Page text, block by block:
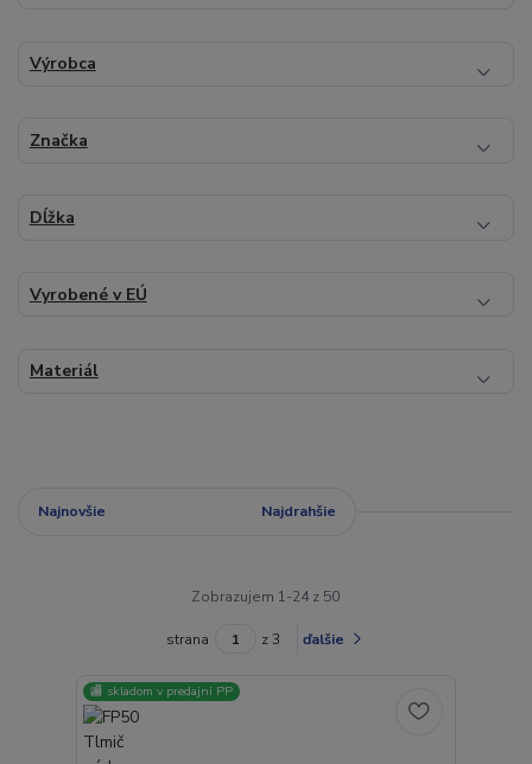
Výrobca
Značka
Dĺžka
Vyrobené v EÚ
Materiál
Najnovšie Najdrahšie
Zobrazujem 1-24 z 50
strana z 3 ďalšie
🏬 skladom v predajni PP